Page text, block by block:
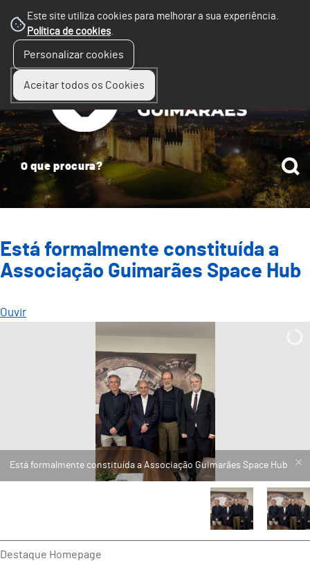
Este site utiliza cookies para melhorar a sua experiência.
Política de cookies.
Personalizar cookies
Aceitar todos os Cookies
Está formalmente constituída a
Associação Guimarães Space Hub
Ouvir
Está formalmente constituída a Associação Guimarães Space Hub
Destaque Homepage